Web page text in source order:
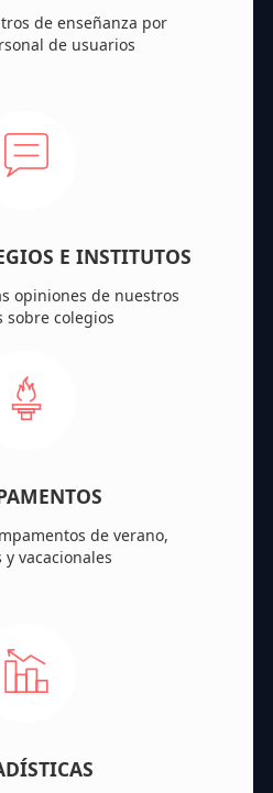
de enseñanza por
de usuarios
E INSTITUTOS
opiniones de nuestros
sobre colegios
de verano,
y vacacionales